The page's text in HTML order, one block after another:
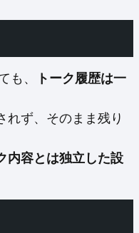
も、
トーク履歴は一
れず、そのまま残り
内容とは独立した設